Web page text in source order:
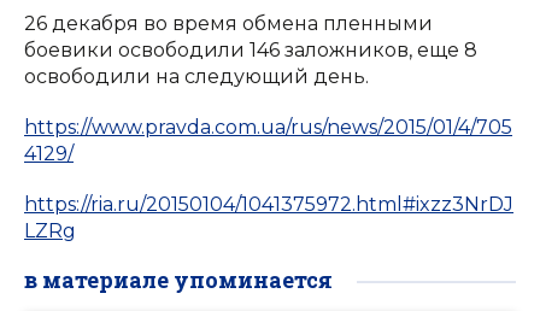
26 декабря во время обмена пленными
боевики освободили 146 заложников, еще 8
освободили на следующий день.
https://www.pravda.com.ua/rus/news/2015/01/4/705
4129/
https://ria.ru/20150104/1041375972.html#ixzz3NrDJ
LZRg
в материале упоминается